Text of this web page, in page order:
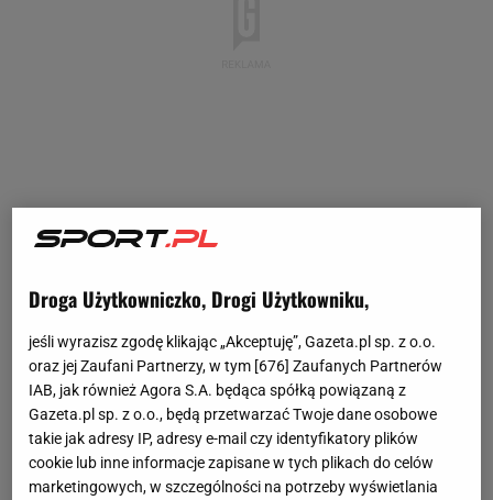
Droga Użytkowniczko, Drogi Użytkowniku,
jeśli wyrazisz zgodę klikając „Akceptuję”, Gazeta.pl sp. z o.o.
oraz jej Zaufani Partnerzy, w tym [676] Zaufanych Partnerów
IAB, jak również Agora S.A. będąca spółką powiązaną z
Gazeta.pl sp. z o.o., będą przetwarzać Twoje dane osobowe
takie jak adresy IP, adresy e-mail czy identyfikatory plików
cookie lub inne informacje zapisane w tych plikach do celów
marketingowych, w szczególności na potrzeby wyświetlania